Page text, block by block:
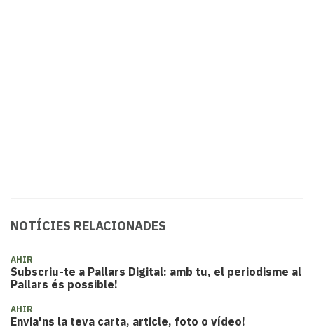
NOTÍCIES RELACIONADES
AHIR
Subscriu-te a Pallars Digital: amb tu, el periodisme al
Pallars és possible!
AHIR
Envia'ns la teva carta, article, foto o vídeo!